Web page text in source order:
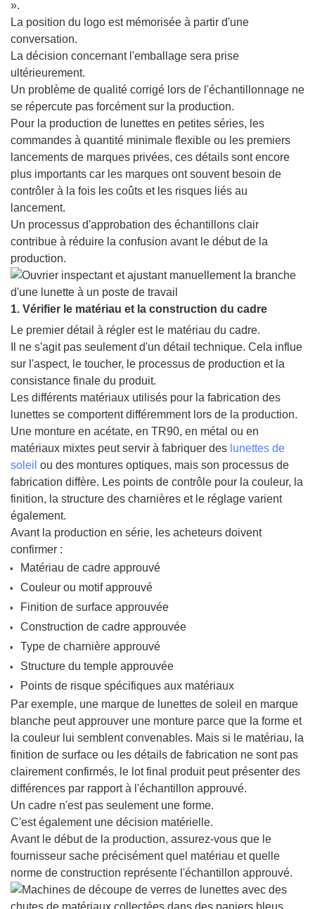
».
La position du logo est mémorisée à partir d'une
conversation.
La décision concernant l'emballage sera prise
ultérieurement.
Un problème de qualité corrigé lors de l'échantillonnage ne
se répercute pas forcément sur la production.
Pour la production de lunettes en petites séries, les
commandes à quantité minimale flexible ou les premiers
lancements de marques privées, ces détails sont encore
plus importants car les marques ont souvent besoin de
contrôler à la fois les coûts et les risques liés au
lancement.
Un processus d'approbation des échantillons clair
contribue à réduire la confusion avant le début de la
production.
1. Vérifier le matériau et la construction du cadre
Le premier détail à régler est le matériau du cadre.
Il ne s'agit pas seulement d'un détail technique. Cela influe
sur l'aspect, le toucher, le processus de production et la
consistance finale du produit.
Les différents matériaux utilisés pour la fabrication des
lunettes se comportent différemment lors de la production.
Une monture en acétate, en TR90, en métal ou en
matériaux mixtes peut servir à fabriquer des lunettes de
soleil ou des montures optiques, mais son processus de
fabrication diffère. Les points de contrôle pour la couleur, la
finition, la structure des charnières et le réglage varient
également.
Avant la production en série, les acheteurs doivent
confirmer :
Matériau de cadre approuvé
Couleur ou motif approuvé
Finition de surface approuvée
Construction de cadre approuvée
Type de charnière approuvé
Structure du temple approuvée
Points de risque spécifiques aux matériaux
Par exemple, une marque de lunettes de soleil en marque
blanche peut approuver une monture parce que la forme et
la couleur lui semblent convenables. Mais si le matériau, la
finition de surface ou les détails de fabrication ne sont pas
clairement confirmés, le lot final produit peut présenter des
différences par rapport à l'échantillon approuvé.
Un cadre n'est pas seulement une forme.
C'est également une décision matérielle.
Avant le début de la production, assurez-vous que le
fournisseur sache précisément quel matériau et quelle
norme de construction représente l'échantillon approuvé.